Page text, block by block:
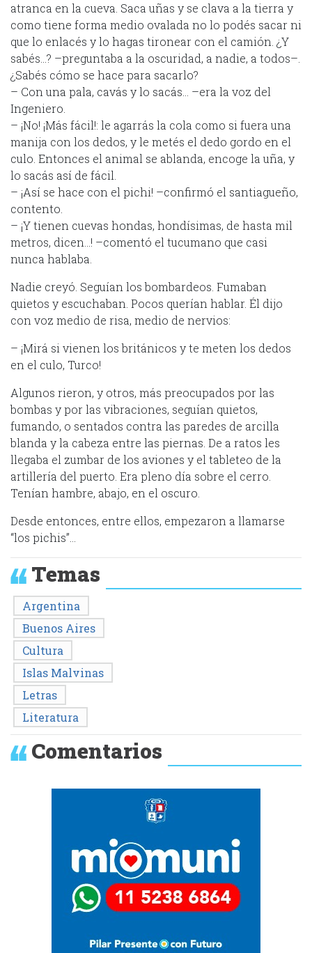
atranca en la cueva. Saca uñas y se clava a la tierra y
como tiene forma medio ovalada no lo podés sacar ni
que lo enlacés y lo hagas tironear con el camión. ¿Y
sabés…? –preguntaba a la oscuridad, a nadie, a todos–.
¿Sabés cómo se hace para sacarlo?
– Con una pala, cavás y lo sacás… –era la voz del
Ingeniero.
– ¡No! ¡Más fácil!: le agarrás la cola como si fuera una
manija con los dedos, y le metés el dedo gordo en el
culo. Entonces el animal se ablanda, encoge la uña, y
lo sacás así de fácil.
– ¡Así se hace con el pichi! –confirmó el santiagueño,
contento.
– ¡Y tienen cuevas hondas, hondísimas, de hasta mil
metros, dicen…! –comentó el tucumano que casi
nunca hablaba.
Nadie creyó. Seguían los bombardeos. Fumaban
quietos y escuchaban. Pocos querían hablar. Él dijo
con voz medio de risa, medio de nervios:
– ¡Mirá si vienen los británicos y te meten los dedos
en el culo, Turco!
Algunos rieron, y otros, más preocupados por las
bombas y por las vibraciones, seguían quietos,
fumando, o sentados contra las paredes de arcilla
blanda y la cabeza entre las piernas. De a ratos les
llegaba el zumbar de los aviones y el tableteo de la
artillería del puerto. Era pleno día sobre el cerro.
Tenían hambre, abajo, en el oscuro.
Desde entonces, entre ellos, empezaron a llamarse
“los pichis”…
Temas
Argentina
Buenos Aires
Cultura
Islas Malvinas
Letras
Literatura
Comentarios